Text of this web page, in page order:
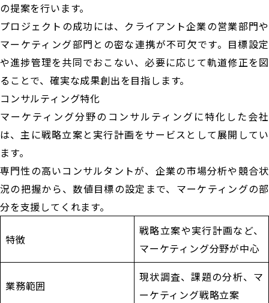
の提案を行います。
プロジェクトの成功には、クライアント企業の営業部門や
マーケティング部門との密な連携が不可欠です。目標設定
や進捗管理を共同でおこない、必要に応じて軌道修正を図
ることで、確実な成果創出を目指します。
コンサルティング特化
マーケティング分野のコンサルティングに特化した会社
は、主に戦略立案と実行計画をサービスとして展開してい
ます。
専門性の高いコンサルタントが、企業の市場分析や競合状
況の把握から、数値目標の設定まで、マーケティングの部
分を支援してくれます。
特徴
戦略立案や実行計画など、
マーケティング分野が中心
業務範囲
現状調査、課題の分析、マ
ーケティング戦略立案